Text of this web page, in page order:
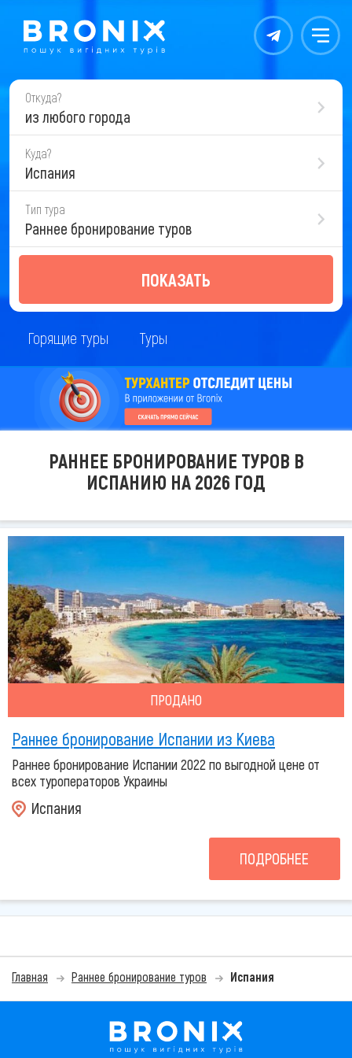
Контакты Меню
Откуда?
из любого города
Куда?
Испания
Тип тура
Раннее бронирование туров
ПОКАЗАТЬ
Горящие туры Туры
РАННЕЕ БРОНИРОВАНИЕ ТУРОВ В
ИСПАНИЮ НА 2026 ГОД
ПРОДАНО
Раннее бронирование Испании из Киева
Раннее бронирование Испании 2022 по выгодной цене от
всех туроператоров Украины
Испания
ПОДРОБНЕЕ
Главная Раннее бронирование туров Испания